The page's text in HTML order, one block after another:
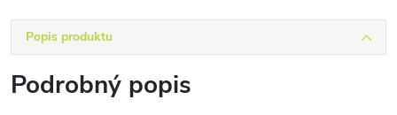
Popis produktu
Podrobný popis